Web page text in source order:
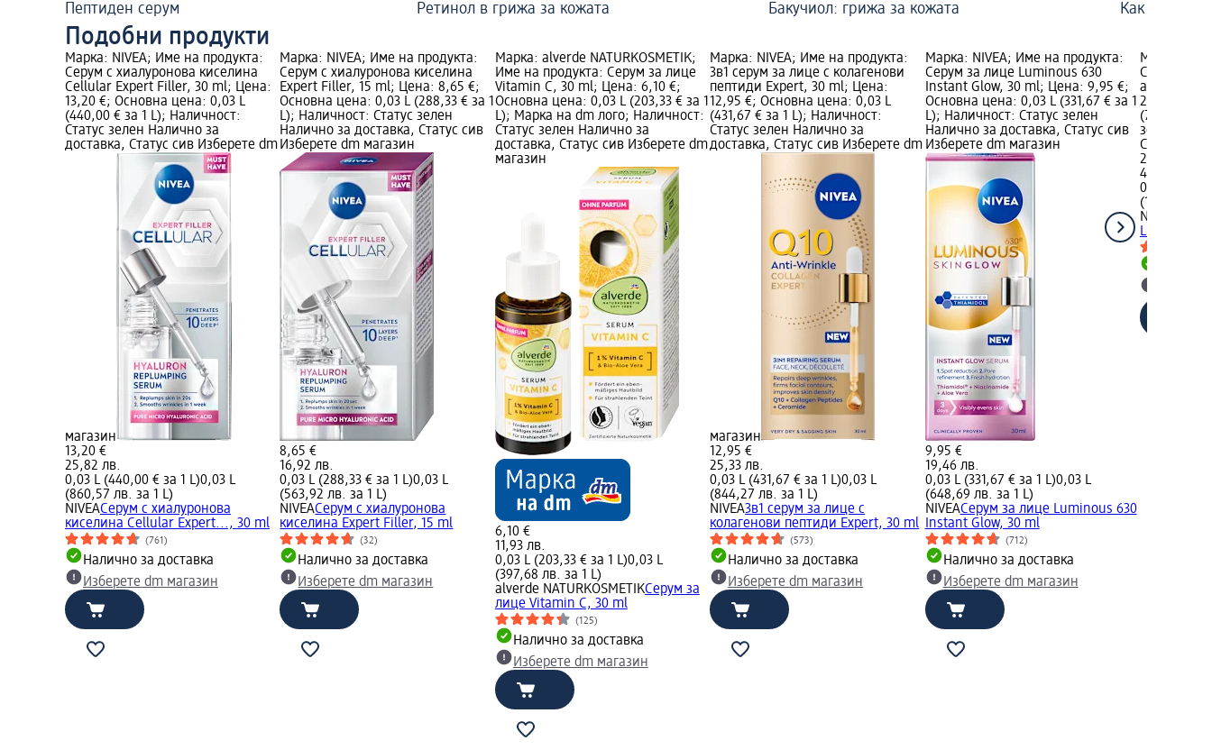
Пептиден серум Ретинол в грижа за кожата Бакучиол: грижа за кожата Как да
Подобни продукти
Марка: NIVEA; Име на продукта:
Серум с хиалуронова киселина
Cellular Expert Filler, 30 ml; Цена:
13,20 €; Основна цена: 0,03 L
(440,00 € за 1 L); Наличност:
Статус зелен Налично за
доставка, Статус сив Изберете dm
магазин
13,20 €
25,82 лв.
0,03 L (440,00 € за 1 L)0,03 L
(860,57 лв. за 1 L)
NIVEAСерум с хиалуронова
киселина Cellular Expert..., 30 ml
(761)
Налично за доставка
Изберете dm магазин
Марка: NIVEA; Име на продукта:
Серум с хиалуронова киселина
Expert Filler, 15 ml; Цена: 8,65 €;
Основна цена: 0,03 L (288,33 € за 1
L); Наличност: Статус зелен
Налично за доставка, Статус сив
Изберете dm магазин
8,65 €
16,92 лв.
0,03 L (288,33 € за 1 L)0,03 L
(563,92 лв. за 1 L)
NIVEAСерум с хиалуронова
киселина Expert Filler, 15 ml
(32)
Налично за доставка
Изберете dm магазин
Марка: alverde NATURKOSMETIK;
Име на продукта: Серум за лице
Vitamin C, 30 ml; Цена: 6,10 €;
Основна цена: 0,03 L (203,33 € за 1
L); Марка на dm лого; Наличност:
Статус зелен Налично за
доставка, Статус сив Изберете dm
магазин
6,10 €
11,93 лв.
0,03 L (203,33 € за 1 L)0,03 L
(397,68 лв. за 1 L)
alverde NATURKOSMETIKСерум за
лице Vitamin C, 30 ml
(125)
Налично за доставка
Изберете dm магазин
Марка: NIVEA; Име на продукта:
3в1 серум за лице с колагенови
пептиди Expert, 30 ml; Цена:
12,95 €; Основна цена: 0,03 L
(431,67 € за 1 L); Наличност:
Статус зелен Налично за
доставка, Статус сив Изберете dm
магазин
12,95 €
25,33 лв.
0,03 L (431,67 € за 1 L)0,03 L
(844,27 лв. за 1 L)
NIVEA3в1 серум за лице с
колагенови пептиди Expert, 30 ml
(573)
Налично за доставка
Изберете dm магазин
Марка: NIVEA; Име на продукта:
Серум за лице Luminous 630
Instant Glow, 30 ml; Цена: 9,95 €;
Основна цена: 0,03 L (331,67 € за 1
L); Наличност: Статус зелен
Налично за доставка, Статус сив
Изберете dm магазин
9,95 €
19,46 лв.
0,03 L (331,67 € за 1 L)0,03 L
(648,69 лв. за 1 L)
NIVEAСерум за лице Luminous 630
Instant Glow, 30 ml
(712)
Налично за доставка
Изберете dm магазин
Марка:
Серум за
anti-age &
21,40 €;
(713,33 €
зелен
Статус сив
21,40 €
41,85 лв.
0,03 L
(1 395,15
NIVEA
Luminous